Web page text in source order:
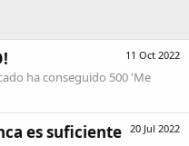
11 Oct 2022
ha conseguido 500 'Me
20 Jul 2022
es suficiente